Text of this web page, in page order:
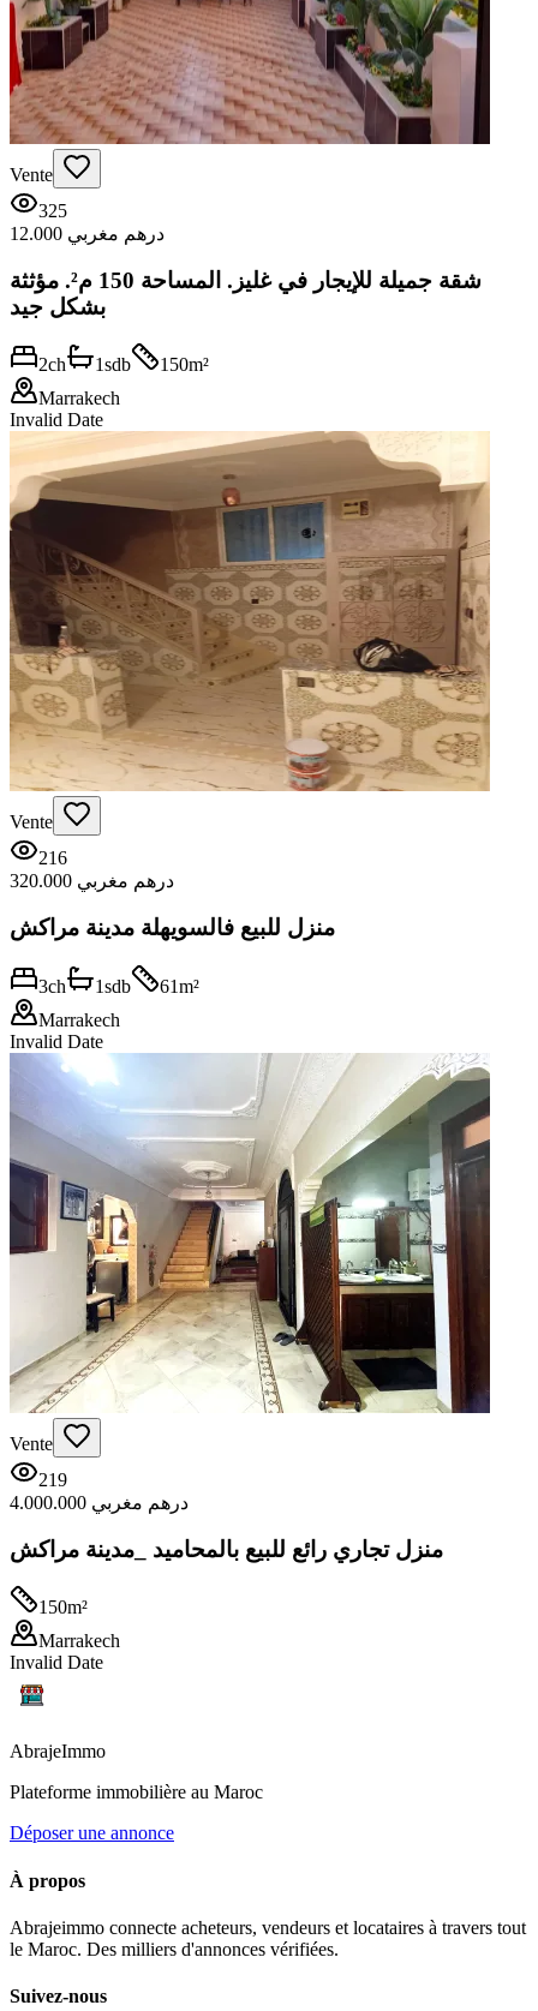
Vente
325
12.000 درهم مغربي
شقة جميلة للإيجار في غليز. المساحة 150 م². مؤثثة
بشكل جيد
2ch 1sdb 150m²
Marrakech
Invalid Date
Vente
216
320.000 درهم مغربي
منزل للبيع فالسويهلة مدينة مراكش
3ch 1sdb 61m²
Marrakech
Invalid Date
Vente
219
4.000.000 درهم مغربي
منزل تجاري رائع للبيع بالمحاميد _مدينة مراكش
150m²
Marrakech
Invalid Date
AbrajeImmo
Plateforme immobilière au Maroc
Déposer une annonce
À propos
Abrajeimmo connecte acheteurs, vendeurs et locataires à travers tout
le Maroc. Des milliers d'annonces vérifiées.
Suivez-nous